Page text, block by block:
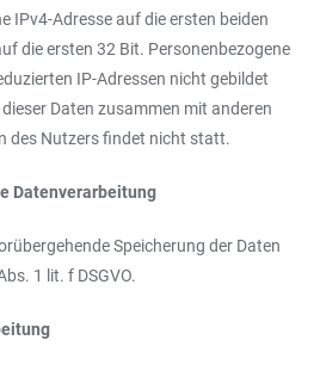
IPv4-Adresse auf die ersten beiden
die ersten 32 Bit. Personenbezogene
IP-Adressen nicht gebildet
Daten zusammen mit anderen
des Nutzers findet nicht statt.
Datenverarbeitung
Speicherung der Daten
1 lit. f DSGVO.